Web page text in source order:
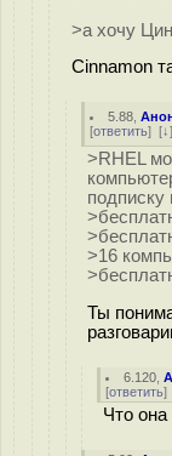
>а хочу
Cinnamon
5.88 ,
[ответить] [↓
>RHEL
подписку
>16
Ты
6.120 ,
[ответить]
Что она